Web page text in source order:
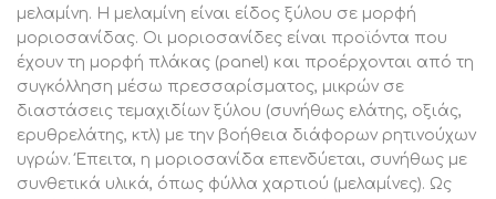
κατασκευή. Το χρώμα είναι ευχάριστο και εντυπωσιακό
στο μάτι, ενώ το κρεβάτι πατάει απευθείας στο
δάπεδο προσδίδοντας μια μοντέρνα όψη. Τα συρτάρια
που διαθέτει κάτω από τον σομιέ, είναι πολύ χρηστικά
και θα σας λύσουν τα χέρια, ιδιαίτερα σε δωμάτια με
περιορισμένο χώρο. Ακόμα ένα πλεονέκτημα, είναι ότι
το συγκεκριμένο κρεβάτι διατίθεται μαζί με τις τάβλες.
Εσείς το μόνο που έχετε να κάνετε είναι να βρείτε τα
μελαμίνη. Η μελαμίνη είναι είδος ξύλου σε μορφή
μοριοσανίδας. Οι μοριοσανίδες είναι προϊόντα που
έχουν τη μορφή πλάκας (panel) και προέρχονται από τη
συγκόλληση μέσω πρεσσαρίσματος, μικρών σε
διαστάσεις τεμαχιδίων ξύλου (συνήθως ελάτης, οξιάς,
ερυθρελάτης, κτλ) με την βοήθεια διάφορων ρητινούχων
υγρών. Έπειτα, η μοριοσανίδα επενδύεται, συνήθως με
συνθετικά υλικά, όπως φύλλα χαρτιού (μελαμίνες). Ως